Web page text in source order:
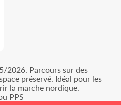
2026. Parcours sur des
préservé. Idéal pour les
la marche nordique.
PPS